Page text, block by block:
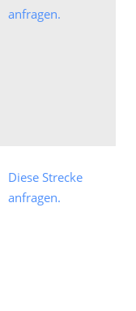
anfragen.
Diese Strecke
anfragen.